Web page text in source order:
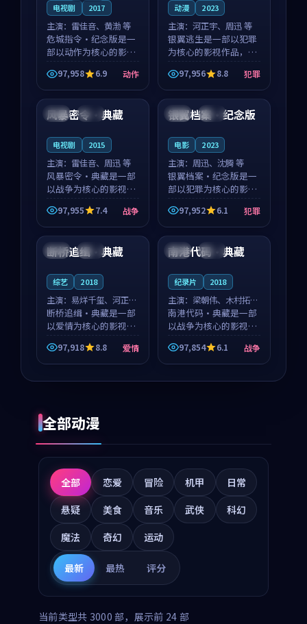
电视剧 2017
主演： 雷佳音、黄渤 等
危城指令·纪念版是一
部以动作为核心的影视
作品，围绕危机、反转
与人物成长展开，整体
节奏紧凑，值得推荐观
看。
97,958 6.9 动作
动漫 2023
主演： 河正宇、周迅 等
银翼逃生是一部以犯罪
为核心的影视作品，围
绕危机、反转与人物成
长展开，整体节奏紧
凑，值得推荐观看。
97,956 8.8 犯罪
英国 高分
风暴密令·典藏
电视剧 2015
主演： 雷佳音、周迅 等
风暴密令·典藏是一部
以战争为核心的影视作
品，围绕危机、反转与
人物成长展开，整体节
奏紧凑，值得推荐观
97,955 7.4 战争
中国 院线
银翼档案·纪念版
电影 2023
主演： 周迅、沈腾 等
银翼档案·纪念版是一
部以犯罪为核心的影视
作品，围绕危机、反转
与人物成长展开，整体
节奏紧凑，值得推荐观
看。
97,952 6.1 犯罪
中国 独播
断桥追缉·典藏
综艺 2018
主演： 易烊千玺、河正宇
等
断桥追缉·典藏是一部
以爱情为核心的影视作
品，围绕危机、反转与
人物成长展开，整体节
奏紧凑，值得推荐观
97,918 8.8 爱情
中国 高分
南港代码·典藏
纪录片 2018
主演： 梁朝伟、木村拓哉
等
南港代码·典藏是一部
以战争为核心的影视作
品，围绕危机、反转与
人物成长展开，整体节
奏紧凑，值得推荐观
97,854 6.1 战争
全部动漫
全部 恋爱 冒险 机甲
日常
悬疑
美食 音乐 武侠
科幻
魔法
奇幻 运动
最新 最热 评分
当前类型共 3000 部，展示前 24 部
99:16